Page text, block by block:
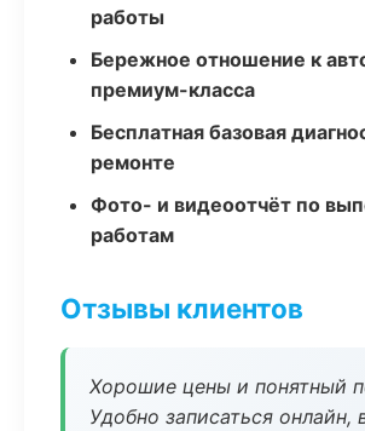
работы
Бережное отношение к
премиум-класса
Бесплатная базовая
ремонте
Фото- и видеоотчёт по
работам
Отзывы клиентов
Хорошие цены и понятный
Удобно записаться онлайн,